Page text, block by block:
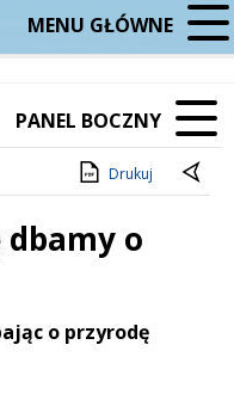
MENU GŁÓWNE
PANEL BOCZNY
Drukuj
dbamy o
o przyrodę